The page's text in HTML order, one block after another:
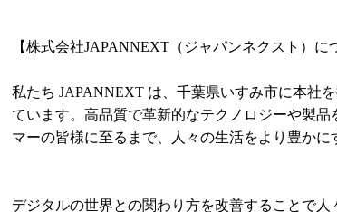
【株式会社JAPANNEXT（ジャパンネクスト）に
私たち JAPANNEXT は、千葉県いすみ市に本社
ています。高品質で革新的なテクノロジーや製
マーの皆様に至るまで、人々の生活をより豊かに
デジタルの世界との関わり方を改善することで